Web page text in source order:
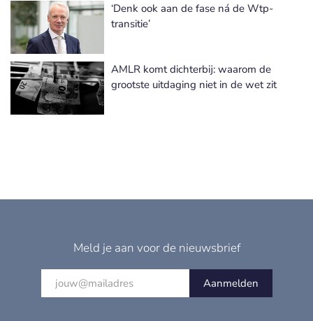
‘Denk ook aan de fase ná de Wtp-
transitie’
AMLR komt dichterbij: waarom de
grootste uitdaging niet in de wet zit
Meld je aan voor de nieuwsbrief
Aanmelden